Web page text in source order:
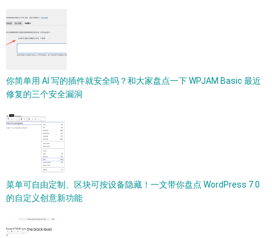
你简单用 AI 写的插件就安全吗？和大家盘点一下 WPJAM Basic 最近
修复的三个安全漏洞
菜单可自由定制、区块可按设备隐藏！一文带你盘点 WordPress 7.0
的自定义创意新功能